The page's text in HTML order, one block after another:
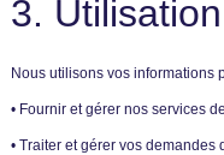
3.
Nous utilisons vos informations
• Fournir et gérer nos services
• Traiter et gérer vos demandes